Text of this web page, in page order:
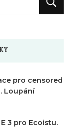
pro censored
Loupání
3 pro Ecoistu.